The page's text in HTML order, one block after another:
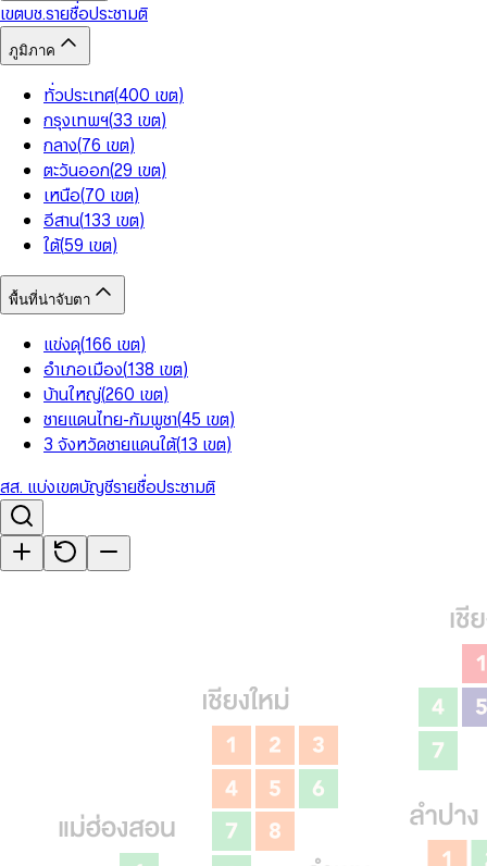
เขตบช.รายชื่อประชามติ
ภูมิภาค
ทั่วประเทศ(400 เขต)
กรุงเทพฯ(33 เขต)
กลาง(76 เขต)
ตะวันออก(29 เขต)
เหนือ(70 เขต)
อีสาน(133 เขต)
ใต้(59 เขต)
พื้นที่น่าจับตา
แข่งดุ(166 เขต)
อำเภอเมือง(138 เขต)
บ้านใหญ่(260 เขต)
ชายแดนไทย-กัมพูชา(45 เขต)
3 จังหวัดชายแดนใต้(13 เขต)
สส. แบ่งเขตบัญชีรายชื่อประชามติ